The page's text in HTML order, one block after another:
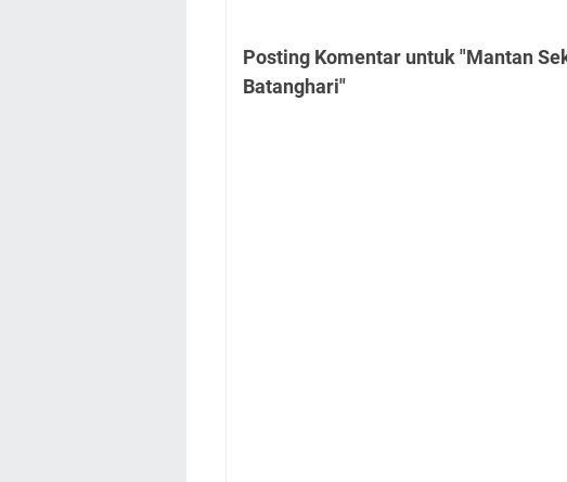
Posting Komentar untuk "Mantan
Batanghari"